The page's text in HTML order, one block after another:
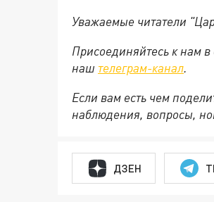
Уважаемые читатели
Присоединяйтесь к нам в
наш телеграм-канал.
Если вам есть чем
наблюдения, вопросы,
ДЗЕН